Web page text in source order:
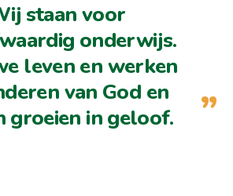
staan voor
onderwijs.
leven en werken
van God en
groeien in geloof.